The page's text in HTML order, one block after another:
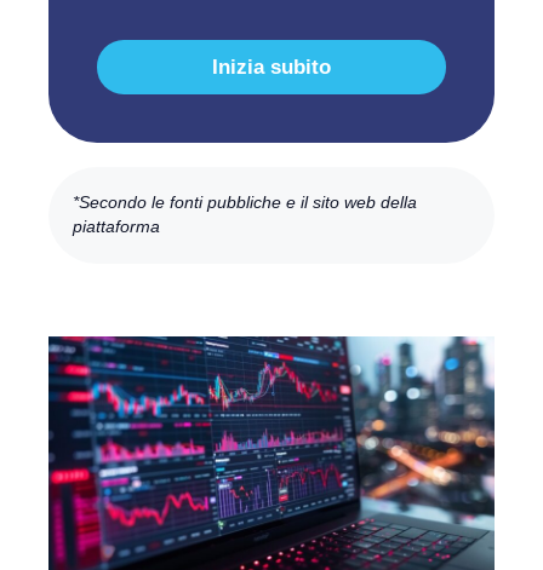
Inizia subito
*Secondo le fonti pubbliche e il sito web della
piattaforma